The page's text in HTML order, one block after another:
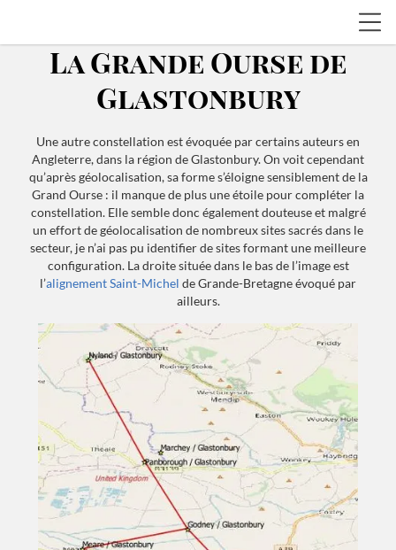
La Grande Ourse de
Glastonbury
Une autre constellation est évoquée par certains auteurs en
Angleterre, dans la région de Glastonbury. On voit cependant
qu’après géolocalisation, sa forme s’éloigne sensiblement de la
Grand Ourse : il manque de plus une étoile pour compléter la
constellation. Elle semble donc également douteuse et malgré
un effort de géolocalisation de nombreux sites sacrés dans le
secteur, je n’ai pas pu identifier de sites formant une meilleure
configuration. La droite située dans le bas de l’image est
l’alignement Saint-Michel de Grande-Bretagne évoqué par
ailleurs.